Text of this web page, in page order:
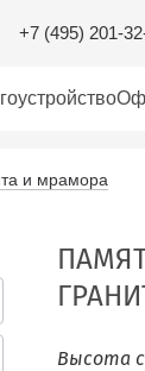
+7 (495) 201-
и мрамора
Высота